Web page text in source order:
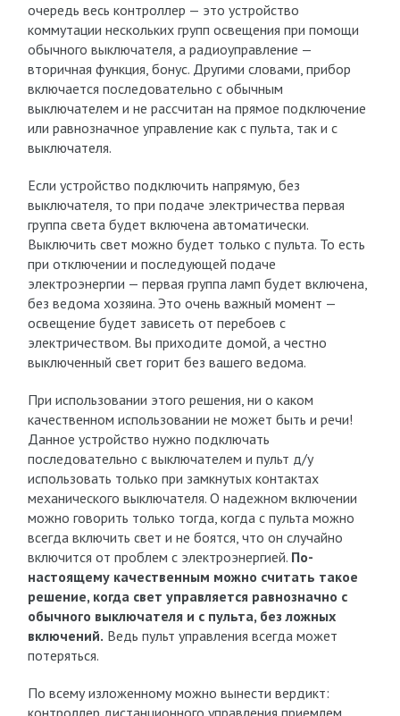
очередь весь контроллер — это устройство
коммутации нескольких групп освещения при помощи
обычного выключателя, а радиоуправление —
вторичная функция, бонус. Другими словами, прибор
включается последовательно с обычным
выключателем и не рассчитан на прямое подключение
или равнозначное управление как с пульта, так и с
выключателя.
Если устройство подключить напрямую, без
выключателя, то при подаче электричества первая
группа света будет включена автоматически.
Выключить свет можно будет только с пульта. То есть
при отключении и последующей подаче
электроэнергии — первая группа ламп будет включена,
без ведома хозяина. Это очень важный момент —
освещение будет зависеть от перебоев с
электричеством. Вы приходите домой, а честно
выключенный свет горит без вашего ведома.
При использовании этого решения, ни о каком
качественном использовании не может быть и речи!
Данное устройство нужно подключать
последовательно с выключателем и пульт д/у
использовать только при замкнутых контактах
механического выключателя. О надежном включении
можно говорить только тогда, когда с пульта можно
всегда включить свет и не боятся, что он случайно
включится от проблем с электроэнергией. По-
настоящему качественным можно считать такое
решение, когда свет управляется равнозначно с
обычного выключателя и с пульта, без ложных
включений. Ведь пульт управления всегда может
потеряться.
По всему изложенному можно вынести вердикт:
контроллер дистанционного управления приемлем